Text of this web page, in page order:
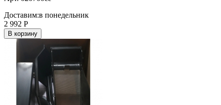
Доставим:в понедельник
2 992 Р
В корзину